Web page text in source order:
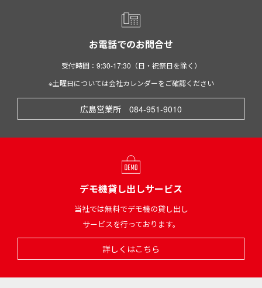
お電話でのお問合せ
受付時間：9:30-17:30（日・祝祭日を除く）
※土曜日については会社カレンダーをご確認ください
広島営業所 084-951-9010
デモ機貸し出しサービス
当社では無料でデモ機の貸し出し
サービスを行っております。
詳しくはこちら